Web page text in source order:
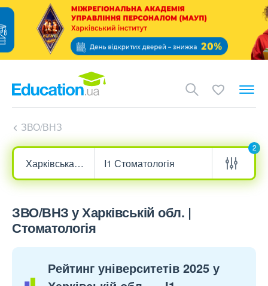
ЗВО/ВНЗ
2
ЗВО/ВНЗ у Харківській обл. |
Стоматологія
Рейтинг університетів 2025 у